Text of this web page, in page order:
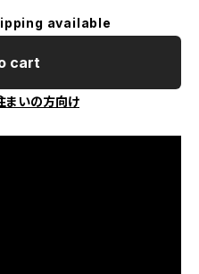
available
cart
まいの方向け